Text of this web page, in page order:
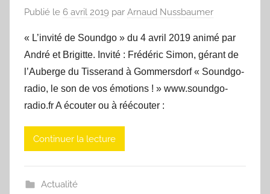
Publié le 6 avril 2019 par Arnaud Nussbaumer
« L’invité de Soundgo » du 4 avril 2019 animé par
André et Brigitte. Invité : Frédéric Simon, gérant de
l’Auberge du Tisserand à Gommersdorf « Soundgo-
radio, le son de vos émotions ! » www.soundgo-
radio.fr A écouter ou à réécouter :
Continuer la lecture
Actualité